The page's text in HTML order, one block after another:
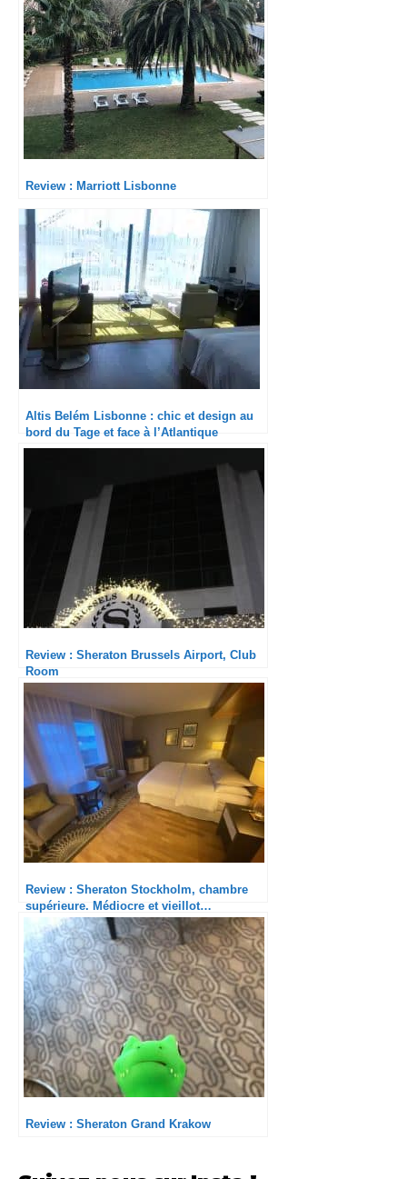
Review : Marriott Lisbonne
Altis Belém Lisbonne : chic et design au
bord du Tage et face à l’Atlantique
Review : Sheraton Brussels Airport, Club
Room
Review : Sheraton Stockholm, chambre
supérieure. Médiocre et vieillot…
Review : Sheraton Grand Krakow